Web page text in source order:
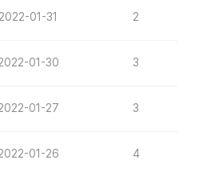
2022-01-31 2
01-30 3
01-27 3
01-26 4